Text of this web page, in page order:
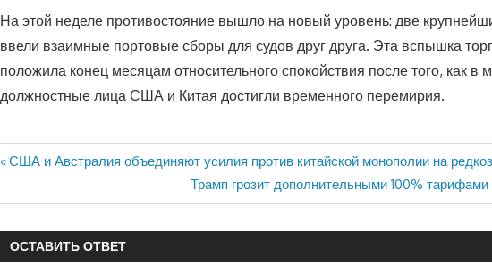
На этой неделе противостояние вышло на новый уровень: две
ввели взаимные портовые сборы для судов друг друга. Эта вспышка
положила конец месяцам относительного спокойствия после того, как
должностные лица США и Китая достигли временного перемирия.
записям
Предыдущая
США и Австралия объединяют усилия против китайской монополии на
Следующая
запись:
Трамп грозит дополнительными 100% тарифами
ОСТАВИТЬ ОТВЕТ